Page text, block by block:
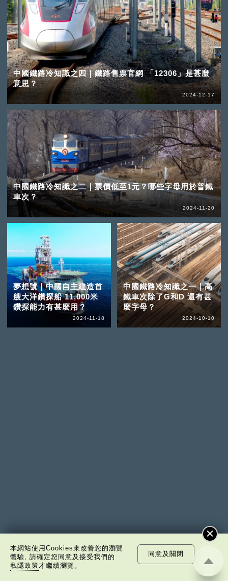
中國鐵路冷知識之四｜鐵路售票官網 「12306」是甚麼
意思？
2024-12-17
中國鐵路冷知識之二｜票價低至1元？哪些字母用於普鐵
車次？
2024-11-20
夢想號｜中國自主建造首
艘大洋鑽探船 11,000米
鑽探能力有甚麼用？
2024-11-18
中國鐵路冷知識之一｜高
鐵車次除了G和D 還有甚
麼字母？
2024-10-10
本網站使用Cookies來改善您的瀏覽
體驗, 請確定您同意及接受我們的
私隱政策才繼續瀏覽。
同意及關閉